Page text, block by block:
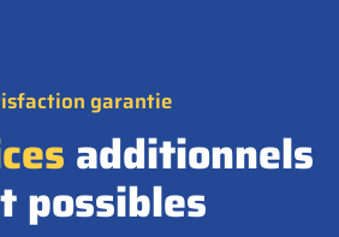
garantie
additionnels
possibles